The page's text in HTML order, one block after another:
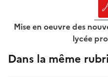
Mise en oeuvre des
lycée
Dans la même